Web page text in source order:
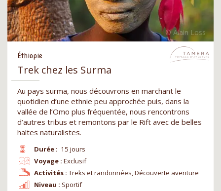
Éthiopie
Trek chez les Surma
Au pays surma, nous découvrons en marchant le
quotidien d’une ethnie peu approchée puis, dans la
vallée de l’Omo plus fréquentée, nous rencontrons
d’autres tribus et remontons par le Rift avec de belles
haltes naturalistes.
Durée : 15 jours
Niveau : Sportif
Voyage : Exclusif
Activités : Treks et randonnées, Découverte aventure